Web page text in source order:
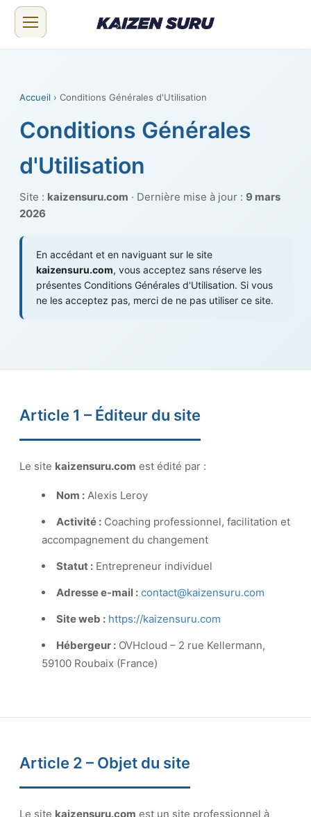
Accueil › Conditions Générales d'Utilisation
Conditions Générales
d'Utilisation
Site : kaizensuru.com · Dernière mise à jour : 9 mars
2026
En accédant et en naviguant sur le site
kaizensuru.com, vous acceptez sans réserve les
présentes Conditions Générales d'Utilisation. Si vous
ne les acceptez pas, merci de ne pas utiliser ce site.
Article 1 – Éditeur du site
Le site kaizensuru.com est édité par :
Nom : Alexis Leroy
Activité : Coaching professionnel, facilitation et
accompagnement du changement
Statut : Entrepreneur individuel
Adresse e-mail : contact@kaizensuru.com
Site web : https://kaizensuru.com
Hébergeur : OVHcloud – 2 rue Kellermann,
59100 Roubaix (France)
Article 2 – Objet du site
Le site kaizensuru.com est un site professionnel à